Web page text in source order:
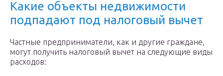
Какие объекты недвижимости
подпадают под налоговый вычет
Частные предприниматели, как и другие граждане,
могут получить налоговый вычет на следующие виды
расходов: